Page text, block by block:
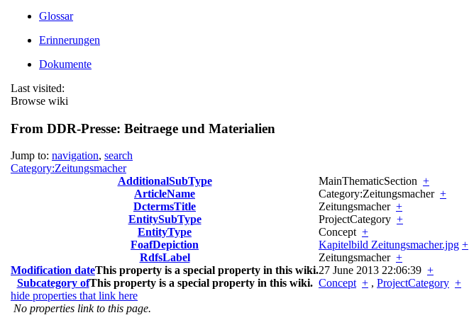
Glossar
Erinnerungen
Dokumente
Last visited:
Browse wiki
From DDR-Presse: Beitraege und Materialien
Jump to: navigation, search
Category:Zeitungsmacher
AdditionalSubType
MainThematicSection +
ArticleName
Category:Zeitungsmacher +
DctermsTitle
Zeitungsmacher +
EntitySubType
ProjectCategory +
EntityType
Concept +
FoafDepiction
Kapitelbild Zeitungsmacher.jpg +
RdfsLabel
Zeitungsmacher +
Modification dateThis property is a special property in this wiki.27 June 2013 22:06:39 +
Subcategory ofThis property is a special property in this wiki. Concept + , ProjectCategory +
hide properties that link here
No properties link to this page.